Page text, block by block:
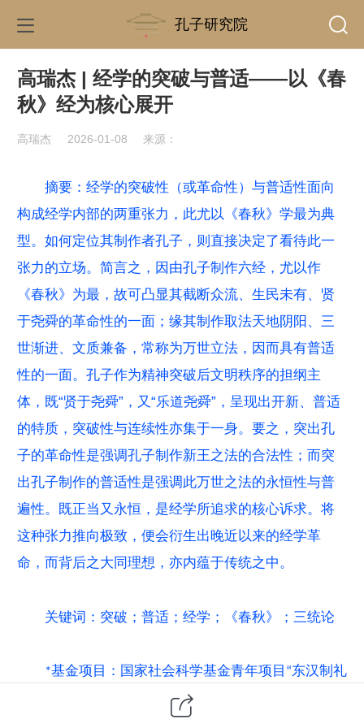
孔子研究院
高瑞杰 | 经学的突破与普适——以《春
秋》经为核心展开
高瑞杰 2026-01-08 来源：
摘要：经学的突破性（或革命性）与普适性面向
构成经学内部的两重张力，此尤以《春秋》学最为典
型。如何定位其制作者孔子，则直接决定了看待此一
张力的立场。简言之，因由孔子制作六经，尤以作
《春秋》为最，故可凸显其截断众流、生民未有、贤
于尧舜的革命性的一面；缘其制作取法天地阴阳、三
世渐进、文质兼备，常称为万世立法，因而具有普适
性的一面。孔子作为精神突破后文明秩序的担纲主
体，既“贤于尧舜”，又“乐道尧舜”，呈现出开新、普适
的特质，突破性与连续性亦集于一身。要之，突出孔
子的革命性是强调孔子制作新王之法的合法性；而突
出孔子制作的普适性是强调此万世之法的永恒性与普
遍性。既正当又永恒，是经学所追求的核心诉求。将
这种张力推向极致，便会衍生出晚近以来的经学革
命，而背后之大同理想，亦内蕴于传统之中。
关键词：突破；普适；经学；《春秋》；三统论
*基金项目：国家社会科学基金青年项目“东汉制礼
困局下的今古文经学思想互动研究”（21CZX029）、国